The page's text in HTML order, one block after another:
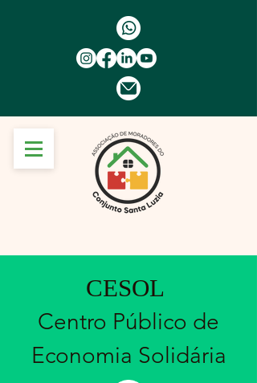
CESOL
Centro Público de
Economia Solidária